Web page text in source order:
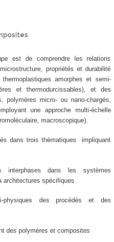
est de comprendre les relations
propriétés et durabilité
amorphes et semi-
et thermodurcissables), et des
polymères micro- ou nano-chargés,
une approche multi-échelle
macroscopique).
dans trois thématiques impliquant
interphases dans les systèmes
architectures spécifiques
physiques des procédés et des
des polymères et composites